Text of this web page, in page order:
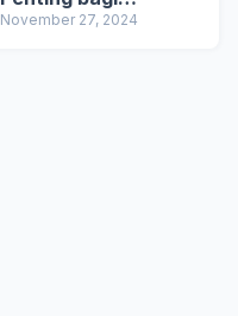
Transformasi Digital
November 27, 2024